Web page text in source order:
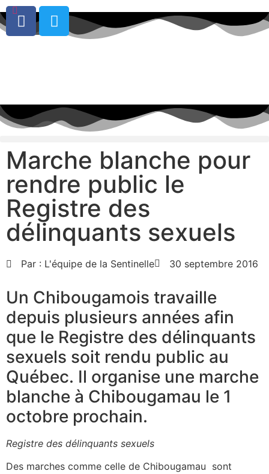
0
Marche blanche pour
rendre public le
Registre des
délinquants sexuels
Par : L'équipe de la Sentinelle 30 septembre 2016
Un Chibougamois travaille
depuis plusieurs années afin
que le Registre des délinquants
sexuels soit rendu public au
Québec. Il organise une marche
blanche à Chibougamau le 1
octobre prochain.
Registre des délinquants sexuels
Des marches comme celle de Chibougamau sont